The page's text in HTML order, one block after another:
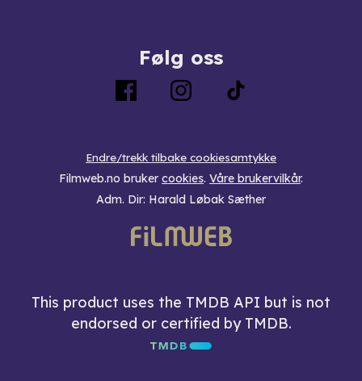
Følg oss
Endre/trekk tilbake cookiesamtykke
Filmweb.no bruker cookies. Våre brukervilkår.
Adm. Dir: Harald Løbak Sæther
This product uses the TMDB API but is not
endorsed or certified by TMDB.